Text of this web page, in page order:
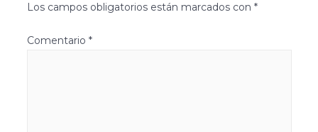
Los campos obligatorios están marcados con *
Comentario *